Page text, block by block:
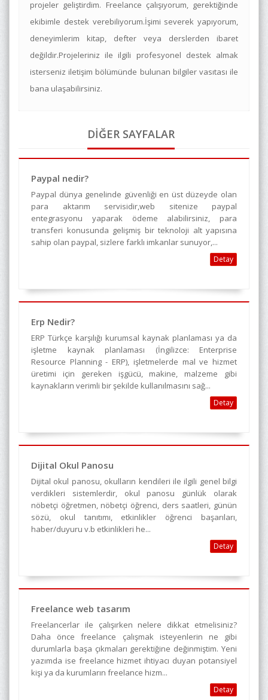
projeler geliştirdim. Freelance çalışıyorum, gerektiğinde
ekibimle destek verebiliyorum.İşimi severek yapıyorum,
deneyimlerim kitap, defter veya derslerden ibaret
değildir.Projeleriniz ile ilgili profesyonel destek almak
isterseniz iletişim bölümünde bulunan bilgiler vasıtası ile
bana ulaşabilirsiniz.
DİĞER SAYFALAR
Paypal nedir?
Paypal dünya genelinde güvenliği en üst düzeyde olan
para aktarım servisidir,web sitenize paypal
entegrasyonu yaparak ödeme alabilirsiniz, para
transferi konusunda gelişmiş bir teknoloji alt yapısına
sahip olan paypal, sizlere farklı imkanlar sunuyor,...
Detay
Erp Nedir?
ERP Türkçe karşılığı kurumsal kaynak planlaması ya da
işletme kaynak planlaması (İngilizce: Enterprise
Resource Planning - ERP), işletmelerde mal ve hizmet
üretimi için gereken işgücü, makine, malzeme gibi
kaynakların verimli bir şekilde kullanılmasını sağ...
Detay
Dijital Okul Panosu
Dijital okul panosu, okulların kendileri ile ilgili genel bilgi
verdikleri sistemlerdir, okul panosu günlük olarak
nöbetçi öğretmen, nöbetçi öğrenci, ders saatleri, günün
sözü, okul tanıtımı, etkinlikler öğrenci başarıları,
haber/duyuru v.b etkinlikleri he...
Detay
Freelance web tasarım
Freelancerlar ile çalışırken nelere dikkat etmelisiniz?
Daha önce freelance çalışmak isteyenlerin ne gibi
durumlarla başa çıkmaları gerektiğine değinmiştim. Yeni
yazımda ise freelance hizmet ihtiyacı duyan potansiyel
kişi ya da kurumların freelance hizm...
Detay